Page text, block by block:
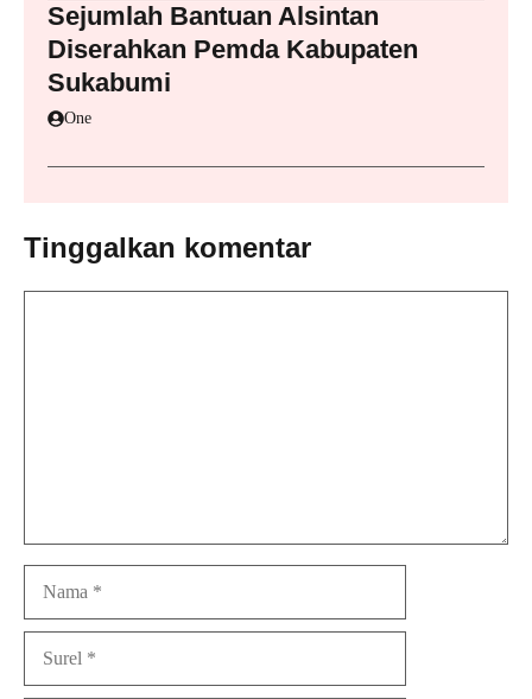
Sejumlah Bantuan Alsintan
Diserahkan Pemda Kabupaten
Sukabumi
One
Tinggalkan komentar